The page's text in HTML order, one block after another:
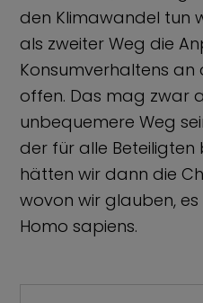
den Klimawandel tun
als zweiter Weg die
Konsumverhaltens
offen. Das mag zwar
unbequemere Weg
der für alle Beteiligten
hätten wir dann die
wovon wir glauben, es
Homo sapiens.